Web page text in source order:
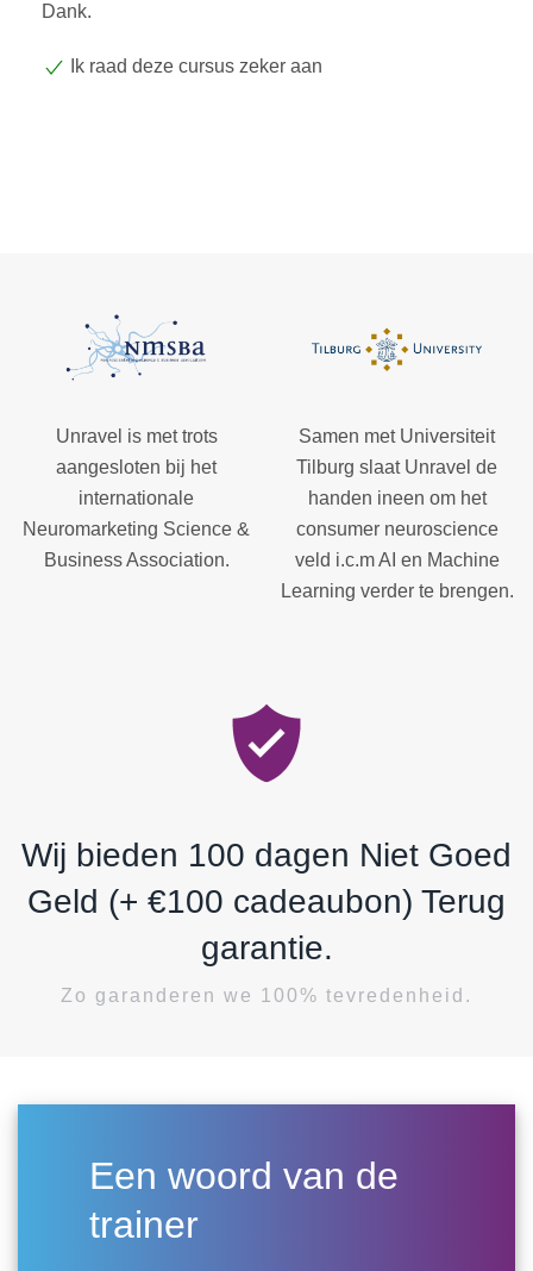
Dank.
Ik raad deze cursus zeker aan
Unravel is met trots
aangesloten bij het
internationale
Neuromarketing Science &
Business Association.
Samen met Universiteit
Tilburg slaat Unravel de
handen ineen om het
consumer neuroscience
veld i.c.m AI en Machine
Learning verder te brengen.
Wij bieden 100 dagen Niet Goed
Geld (+ €100 cadeaubon) Terug
garantie.
Zo garanderen we 100% tevredenheid.
Een woord van de
trainer